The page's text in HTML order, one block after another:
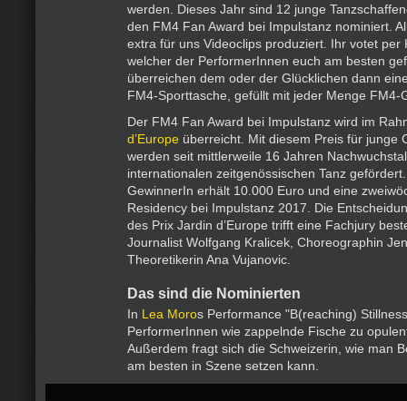
werden. Dieses Jahr sind 12 junge
den FM4 Fan Award bei Impulstanz nominiert.
extra für uns Videoclips produziert. Ihr votet per
welcher der PerformerInnen euch am besten
überreichen dem oder der Glücklichen dann
FM4-Sporttasche, gefüllt mit jeder Menge FM4-
Der FM4 Fan Award bei Impulstanz wird im
d’Europe überreicht. Mit diesem Preis für junge
werden seit mittlerweile 16 Jahren
internationalen zeitgenössischen Tanz
GewinnerIn erhält 10.000 Euro und eine
Residency bei Impulstanz 2017. Die
des Prix Jardin d’Europe trifft eine Fachjury
Journalist Wolfgang Kralicek, Choreographin
Theoretikerin Ana Vujanovic.
Das sind die Nominierten
In Lea Moros Performance "B(reaching)
PerformerInnen wie zappelnde Fische zu
Außerdem fragt sich die Schweizerin, wie man
am besten in Szene setzen kann.